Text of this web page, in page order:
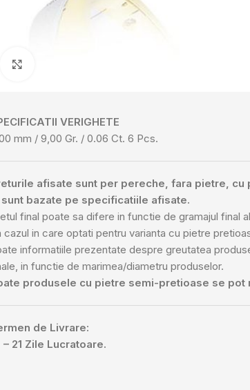
VERIGHETE
mm / 9,00 Gr. / 0.06 Ct. 6 Pcs.
afisate sunt per pereche, fara pietre,
bazate pe specificatiile afisate.
final poate sa difere in functie de gramajul final
cazul in care optati pentru varianta cu pietre
informatiile prezentate despre greutatea
in functie de marimea/diametru produselor.
produsele cu pietre semi-pretioase se pot
de Livrare:
– 21 Zile Lucratoare.